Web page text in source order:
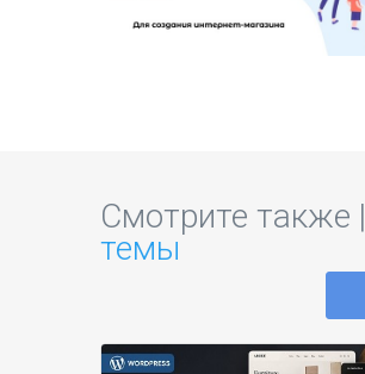
Смотрите также |
темы